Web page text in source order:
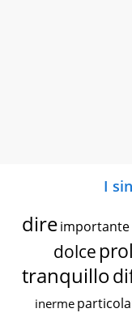
I
dire importante
dolce
tranquillo
inerme